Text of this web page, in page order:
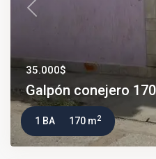
Previous
35.000$
Galpón conejero
1 BA 170 m2